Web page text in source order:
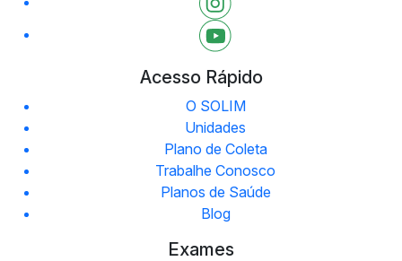
Acesso Rápido
O SOLIM
Unidades
Plano de Coleta
Trabalhe Conosco
Planos de Saúde
Blog
Exames